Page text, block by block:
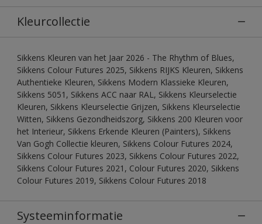
Kleurcollectie
Sikkens Kleuren van het Jaar 2026 - The Rhythm of Blues,
Sikkens Colour Futures 2025, Sikkens RIJKS Kleuren, Sikkens
Authentieke Kleuren, Sikkens Modern Klassieke Kleuren,
Sikkens 5051, Sikkens ACC naar RAL, Sikkens Kleurselectie
Kleuren, Sikkens Kleurselectie Grijzen, Sikkens Kleurselectie
Witten, Sikkens Gezondheidszorg, Sikkens 200 Kleuren voor
het Interieur, Sikkens Erkende Kleuren (Painters), Sikkens
Van Gogh Collectie kleuren, Sikkens Colour Futures 2024,
Sikkens Colour Futures 2023, Sikkens Colour Futures 2022,
Sikkens Colour Futures 2021, Colour Futures 2020, Sikkens
Colour Futures 2019, Sikkens Colour Futures 2018
Systeeminformatie